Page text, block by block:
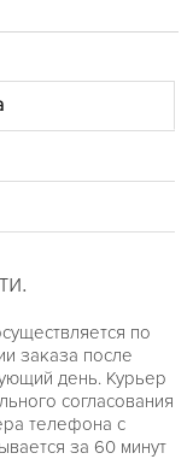
по
заказа после
день. Курьер
согласования
телефона с
за 60 минут